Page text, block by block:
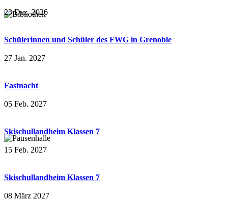
23 Dez. 2026
Schülerinnen und Schüler des FWG in Grenoble
27 Jan. 2027
Fastnacht
05 Feb. 2027
Skischullandheim Klassen 7
15 Feb. 2027
Skischullandheim Klassen 7
08 März 2027